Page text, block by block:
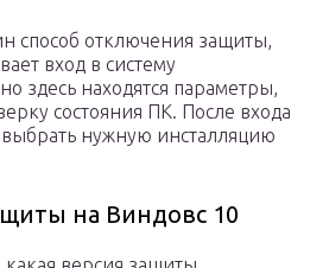
способ отключения защиты,
вход в систему
здесь находятся параметры,
состояния ПК. После входа
нужную инсталляцию
на Виндовс 10